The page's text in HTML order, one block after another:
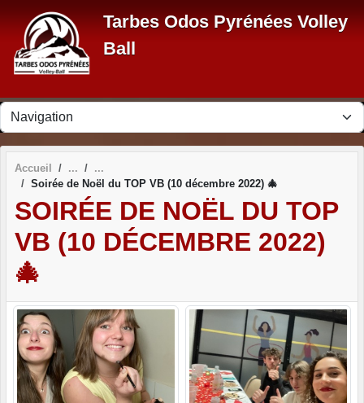
Tarbes Odos Pyrénées Volley
Ball
Accueil
Soirée de Noël du TOP VB (10 décembre 2022) 🎄
SOIRÉE DE NOËL DU TOP
VB (10 DÉCEMBRE 2022)
🎄
Panneau de gestion des cookies